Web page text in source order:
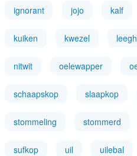
ignorant jojo kalf
kuiken kwezel
nitwit oelewapper
schaapskop slaapkop
stommeling stommerd
sufkop uil uilebal